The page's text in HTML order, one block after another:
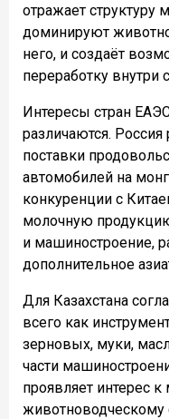
отражает структуру
доминируют
него, и создаёт
переработку внутри
Интересы стран
различаются.
поставки
автомобилей на
конкуренции с
молочную
и машиностроение,
дополнительное
Для Казахстана
всего как
зерновых, муки,
части
проявляет интерес